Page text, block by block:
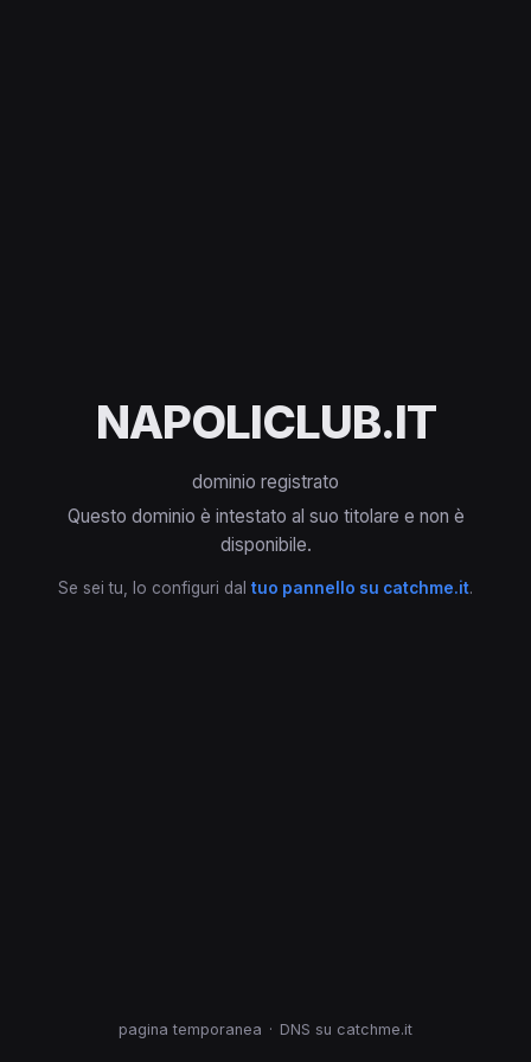
NAPOLICLUB.IT
dominio registrato
Questo dominio è intestato al suo titolare e non è
disponibile.
Se sei tu, lo configuri dal tuo pannello su catchme.it.
pagina temporanea · DNS su catchme.it